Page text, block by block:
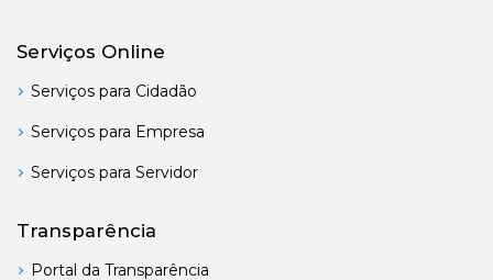
Serviços Online
Serviços para Cidadão
Serviços para Empresa
Serviços para Servidor
Transparência
Portal da Transparência